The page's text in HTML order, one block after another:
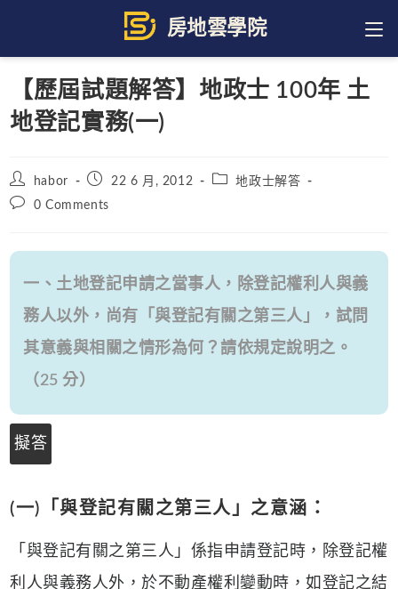
content
【歷屆試題解答】地政士 100年 土
地登記實務(一)
Post
author:
habor
Post22 6 月, 2012
Post地政士解答
Post0 Comments
一、土地登記申請之當事人，除登記權利人與義
務人以外，尚有「與登記有關之第三人」，試問
其意義與相關之情形為何？請依規定說明之。
（25 分）
擬答
(一)「與登記有關之第三人」之意涵：
「與登記有關之第三人」係指申請登記時，除登記權
利人與義務人外，於不動產權利變動時，如登記之結